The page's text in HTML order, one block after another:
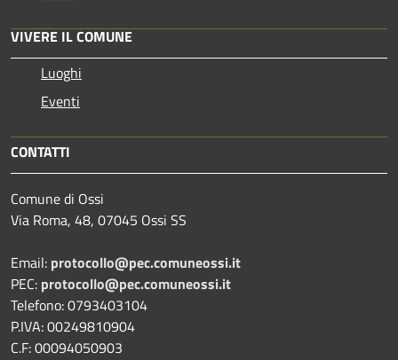
VIVERE IL COMUNE
Luoghi
Eventi
CONTATTI
Comune di Ossi
Via Roma, 48, 07045 Ossi SS
Email: protocollo@pec.comuneossi.it
PEC: protocollo@pec.comuneossi.it
Telefono: 0793403104
P.IVA: 00249810904
C.F: 00094050903